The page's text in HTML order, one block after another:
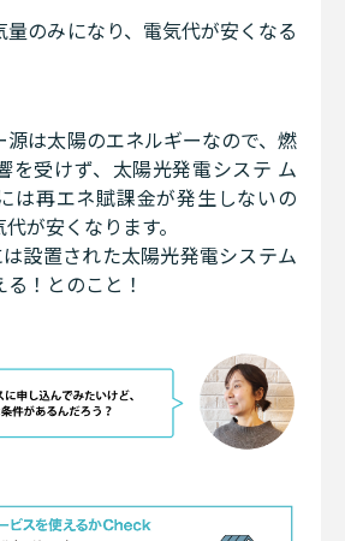
のみになり、電気代が安くなる
源は太陽のエネルギーなので、燃
を受けず、太陽光発電システ ム
は再エネ賦課金が発生しないの
が安くなります。
設置された太陽光発電システム
！とのこと！